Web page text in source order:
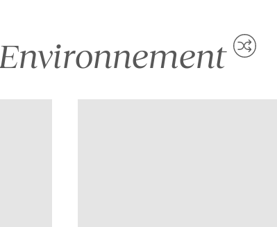
Environnement